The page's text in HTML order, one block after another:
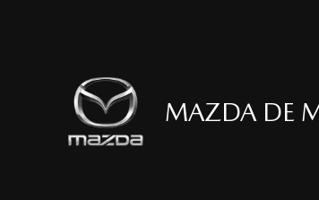
MAZDA DE